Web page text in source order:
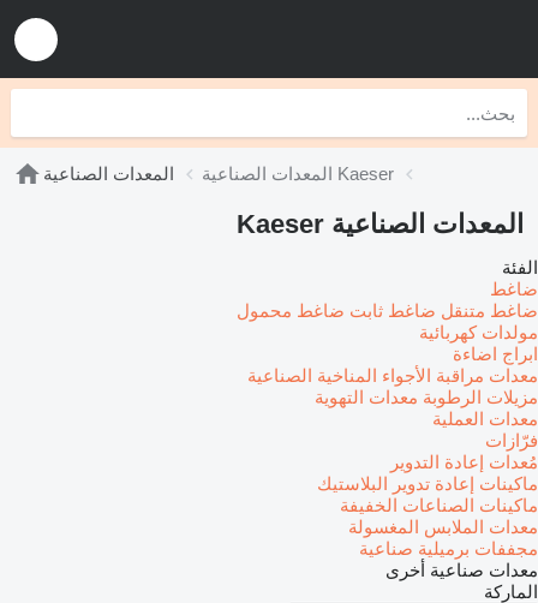
المعدات الصناعية المعدات الصناعية Kaeser
المعدات الصناعية Kaeser
الفئة
ضاغط
ضاغط متنقل ضاغط ثابت ضاغط محمول
مولدات كهربائية
ابراج اضاءة
معدات مراقبة الأجواء المناخية الصناعية
مزيلات الرطوبة معدات التهوية
معدات العملية
فرّازات
مُعدات إعادة التدوير
ماكينات إعادة تدوير البلاستيك
ماكينات الصناعات الخفيفة
معدات الملابس المغسولة
مجففات برميلية صناعية
معدات صناعية أخرى
الماركة